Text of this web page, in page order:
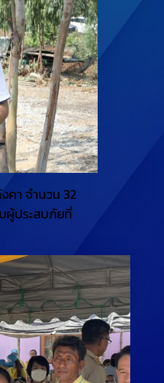
คา จำนวน 32
ผู้ประสบภัยที่